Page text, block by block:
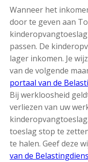
Wanneer het
door te geven aan
passen. De
lager inkomen. Je
van de volgende
portaal van de
Bij werkloosheid
verliezen van uw
toeslag stop te
te halen. Geef deze
van de